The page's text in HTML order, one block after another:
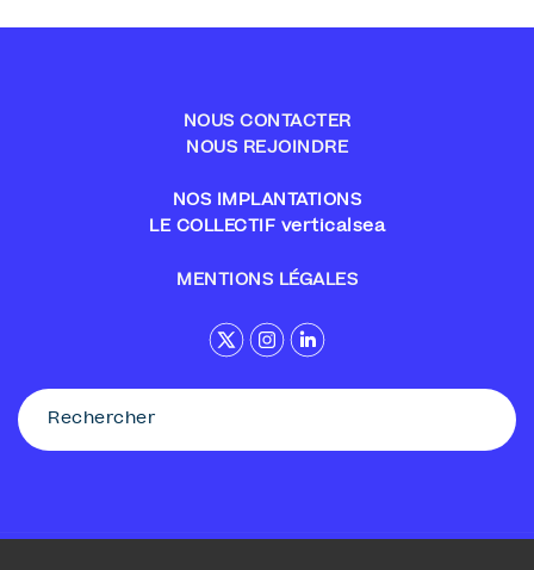
NOUS CONTACTER
NOUS REJOINDRE
NOS IMPLANTATIONS
LE COLLECTIF verticalsea
MENTIONS LÉGALES